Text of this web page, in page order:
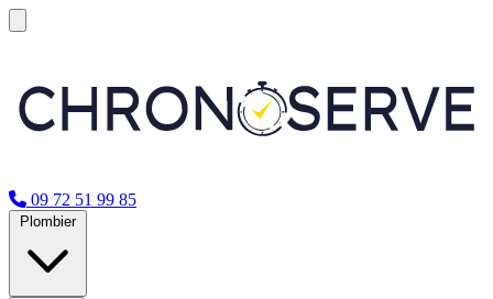
09 72 51 99 85
Plombier